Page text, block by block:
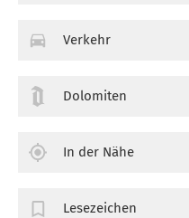
Verkehr
Dolomiten
In der Nähe
Lesezeichen